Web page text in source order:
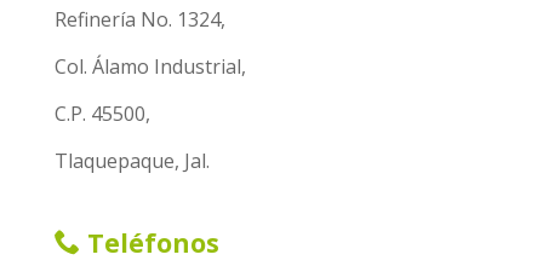
Refinería No. 1324,
Col. Álamo Industrial,
C.P. 45500,
Tlaquepaque, Jal.
Teléfonos